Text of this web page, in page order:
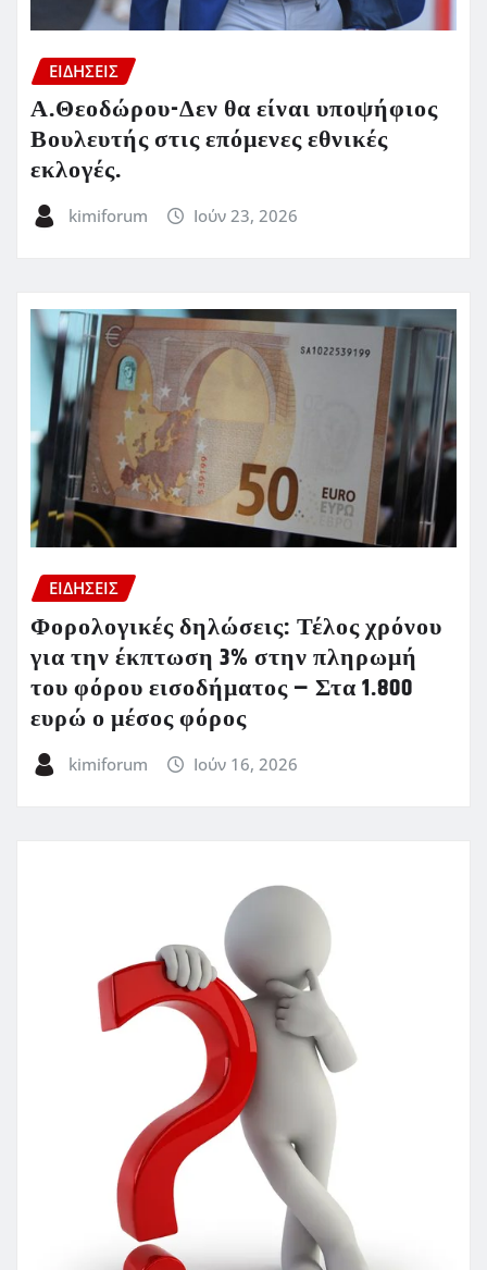
ΕΙΔΗΣΕΙΣ
Α.Θεοδώρου-Δεν θα είναι υποψήφιος
Βουλευτής στις επόμενες εθνικές
εκλογές.
kimiforum Ιούν 23, 2026
ΕΙΔΗΣΕΙΣ
Φορολογικές δηλώσεις: Τέλος χρόνου
για την έκπτωση 3% στην πληρωμή
του φόρου εισοδήματος – Στα 1.800
ευρώ ο μέσος φόρος
kimiforum Ιούν 16, 2026